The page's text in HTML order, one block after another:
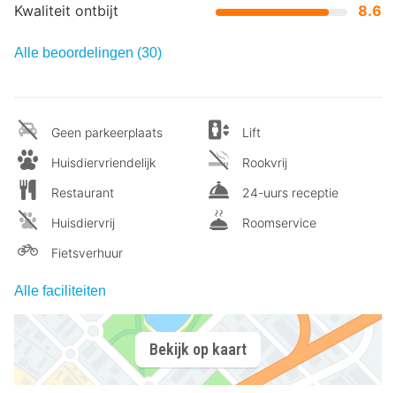
Kwaliteit ontbijt
8.6
Alle beoordelingen (30)
Geen parkeerplaats
Huisdiervriendelijk
Restaurant
Huisdiervrij
Fietsverhuur
Lift
Rookvrij
24-uurs receptie
Roomservice
Alle faciliteiten
Bekijk op kaart